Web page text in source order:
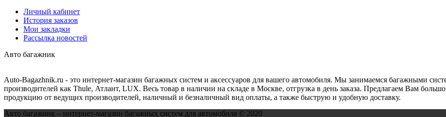
Личный кабинет
История заказов
Мои закладки
Рассылка новостей
Авто багажник
Auto-Bagazhnik.ru - это интернет-магазин багажных систем и аксессуаров для вашего автомобиля. Мы занимаемся багажными
производителей как Thule, Атлант, LUX. Весь товар в наличии на складе в Москве, отгрузка в день заказа. Предлагаем Вам
продукцию от ведущих производителей, наличный и безналичный вид оплаты, а также быструю и удобную доставку.
Авто багажник – интернет-магазин багажных систем для автомобиля © 2020